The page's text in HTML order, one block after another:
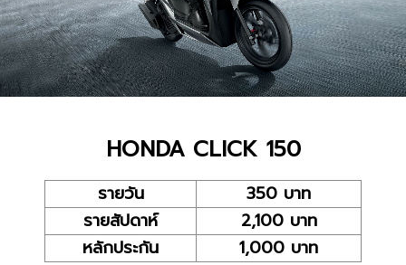
HONDA CLICK 150
รายวัน
350 บาท
รายสัปดาห์
2,100 บาท
หลักประกัน
1,000 บาท